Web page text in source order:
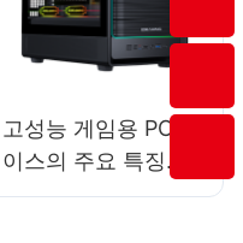
고성능 게임용 PC 케
이스의 주요 특징은
무엇입니까?